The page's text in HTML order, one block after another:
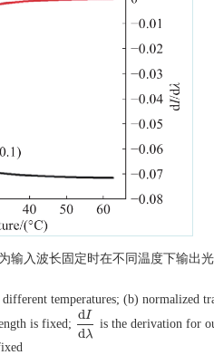
输入波长固定时在不同温度下输出
temperatures; (b) normalized
is fixed;
dI
dλ
dIdλ is the derivation for